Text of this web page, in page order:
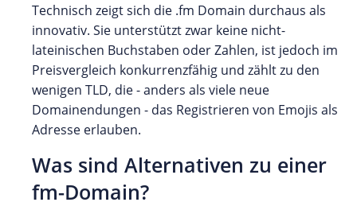
Technisch zeigt sich die .fm Domain durchaus als
innovativ. Sie unterstützt zwar keine nicht-
lateinischen Buchstaben oder Zahlen, ist jedoch im
Preisvergleich konkurrenzfähig und zählt zu den
wenigen TLD, die - anders als viele neue
Domainendungen - das Registrieren von Emojis als
Adresse erlauben.
Was sind Alternativen zu einer
fm-Domain?